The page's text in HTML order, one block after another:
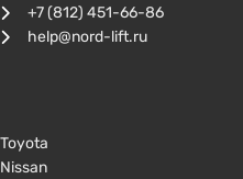
+7 (812) 451-66-86
help@nord-lift.ru
Toyota
Nissan